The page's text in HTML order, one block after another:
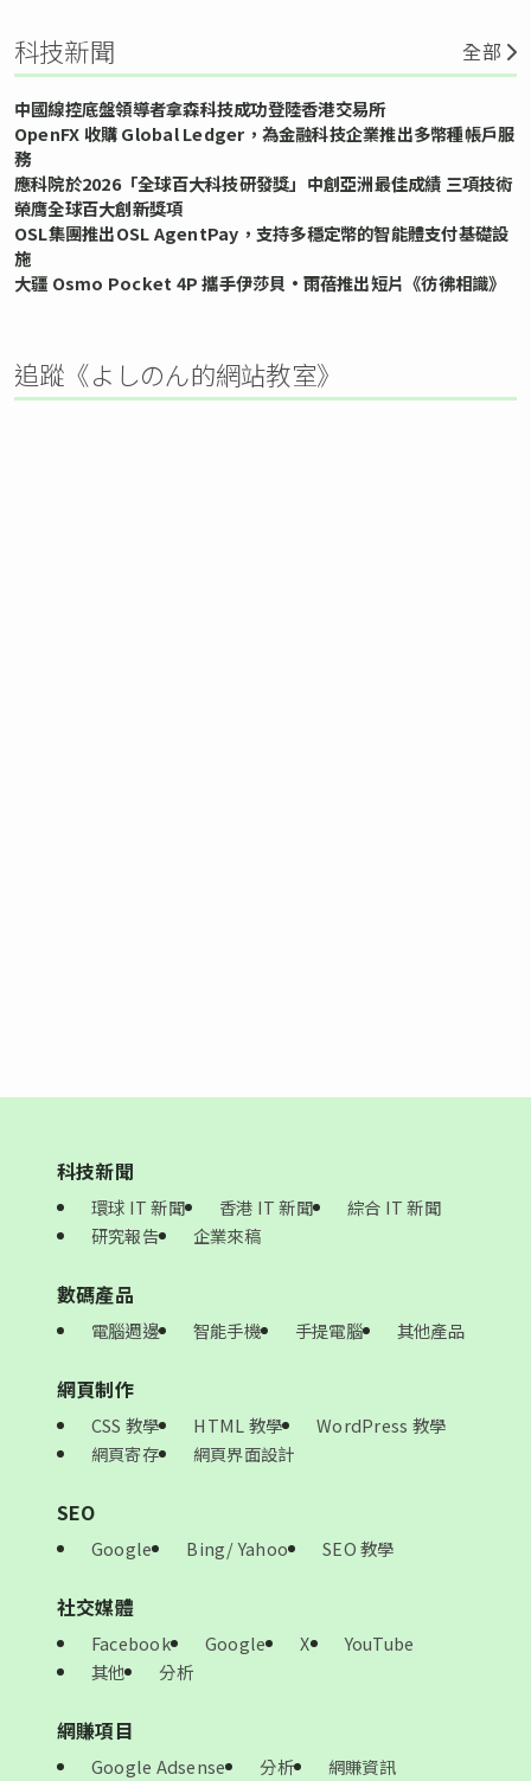
科技新聞 全部
中國線控底盤領導者拿森科技成功登陸香港交易所
OpenFX 收購 Global Ledger，為金融科技企業推出多幣種帳戶服
務
應科院於2026「全球百大科技研發獎」中創亞洲最佳成績 三項技術
榮膺全球百大創新獎項
OSL集團推出OSL AgentPay，支持多穩定幣的智能體支付基礎設
施
大疆 Osmo Pocket 4P 攜手伊莎貝•雨蓓推出短片《彷彿相識》
追蹤《よしのん的網站教室》
科技新聞
環球 IT 新聞 香港 IT 新聞
綜合 IT 新聞
研究報告
企業來稿
數碼產品
電腦週邊 智能手機 手提電腦 其他產品
網頁制作
CSS 教學 HTML 教學
WordPress 教學
網頁寄存
網頁界面設計
SEO
Google Bing/ Yahoo SEO 教學
社交媒體
Facebook Google X
YouTube
其他
分析
網賺項目
Google Adsense 分析 網賺資訊